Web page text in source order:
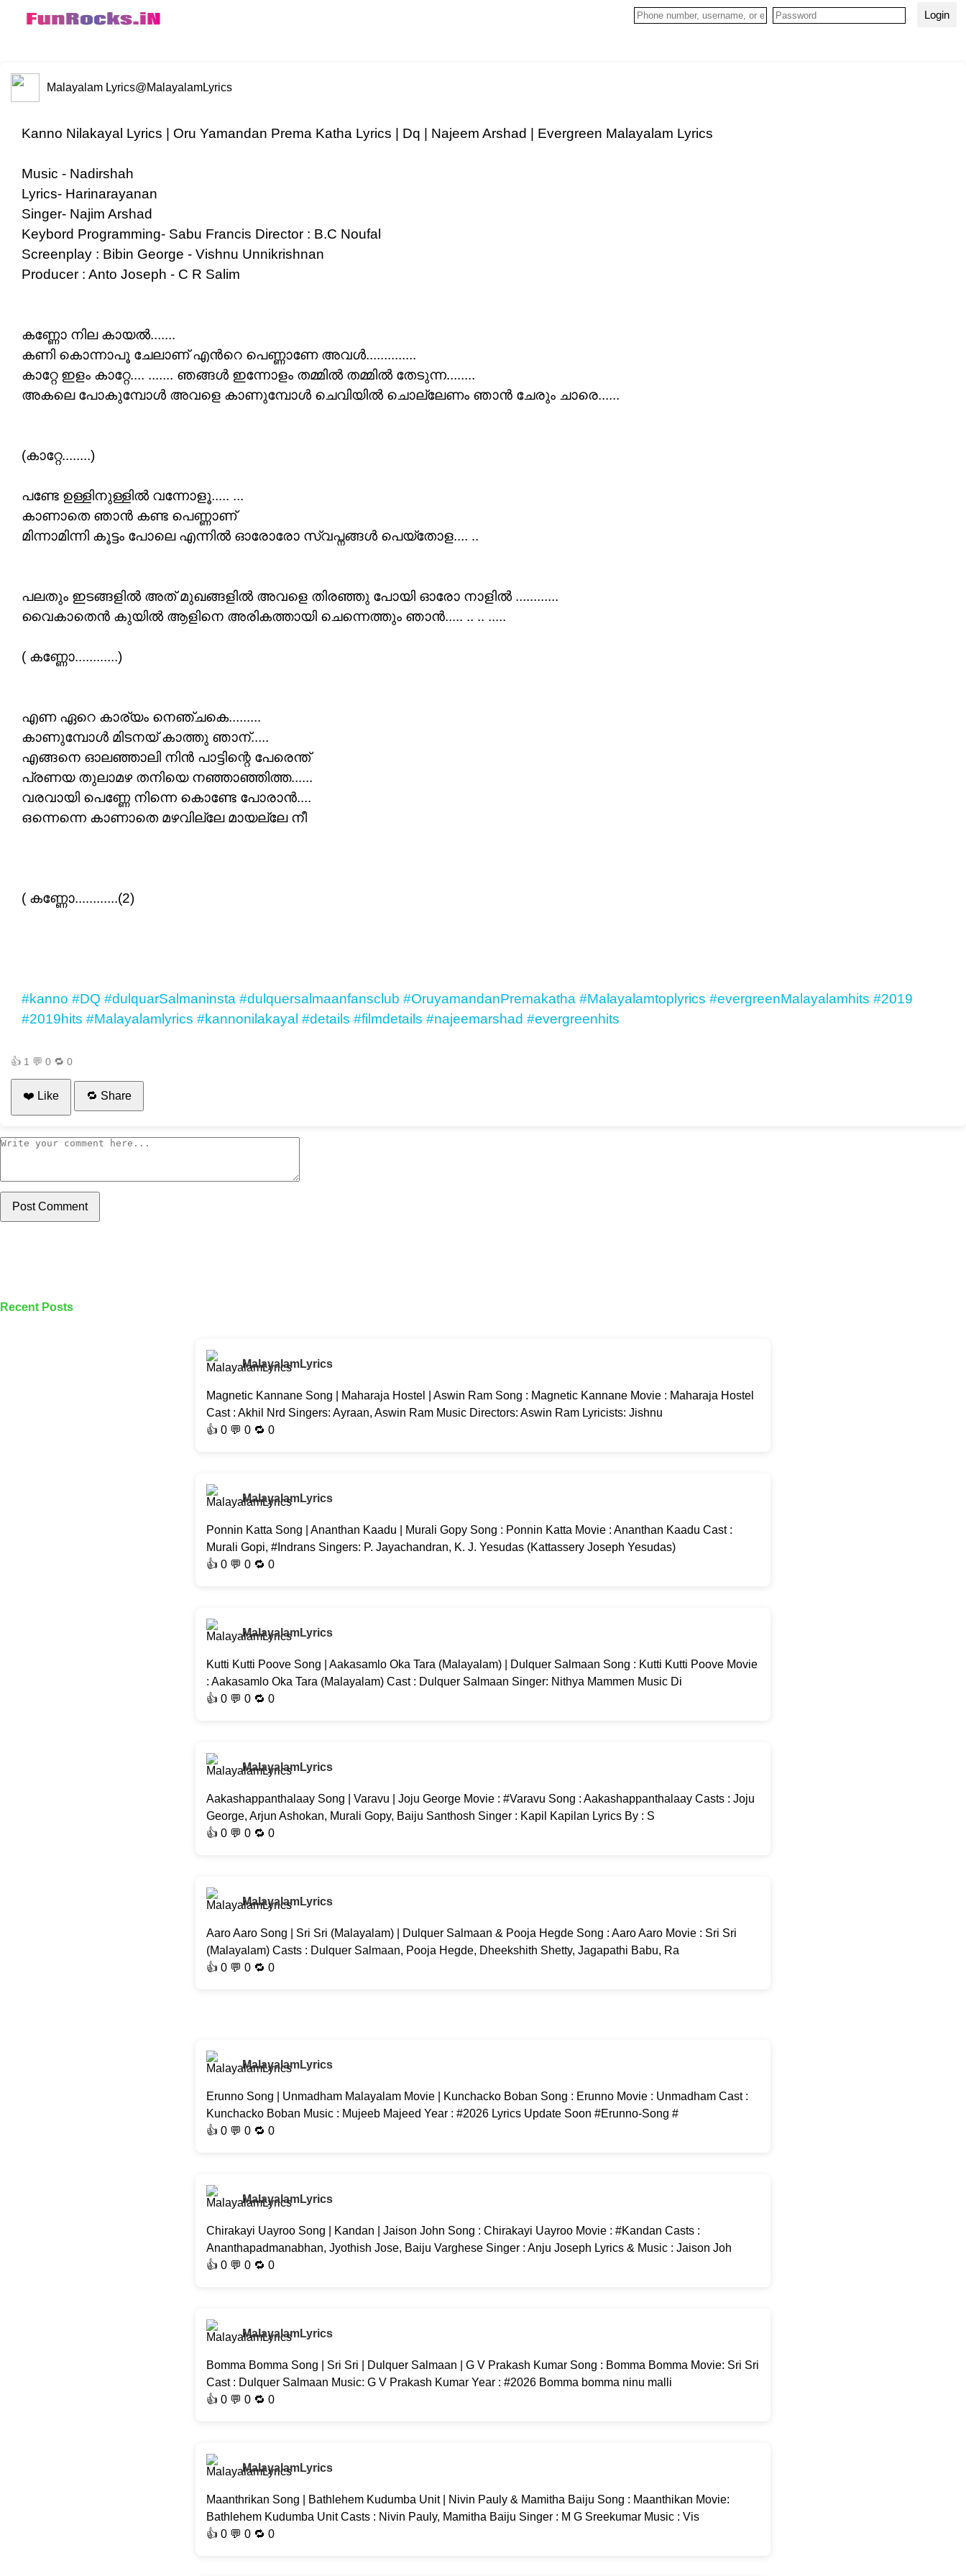
Login
Malayalam Lyrics@MalayalamLyrics
Kanno Nilakayal Lyrics | Oru Yamandan Prema Katha Lyrics | Dq | Najeem Arshad | Evergreen Malayalam Lyrics
Music - Nadirshah
Lyrics- Harinarayanan
Singer- Najim Arshad
Keybord Programming- Sabu Francis Director : B.C Noufal
Screenplay : Bibin George - Vishnu Unnikrishnan
Producer : Anto Joseph - C R Salim
കണ്ണോ നില കായൽ.......
കണി കൊന്നാപൂ ചേലാണ് എൻറെ പെണ്ണാണേ അവൾ..............
കാറ്റേ ഇളം കാറ്റേ.... ....... ഞങ്ങൾ ഇന്നോളം തമ്മിൽ തമ്മിൽ തേടുന്ന........
അകലെ പോകുമ്പോൾ അവളെ കാണുമ്പോൾ ചെവിയിൽ ചൊല്ലേണം ഞാൻ ചേരും ചാരെ......
(കാറ്റേ........)
പണ്ടേ ഉള്ളിനുള്ളിൽ വന്നോളൂ..... ...
കാണാതെ ഞാൻ കണ്ട പെണ്ണാണ്
മിന്നാമിന്നി കൂട്ടം പോലെ എന്നിൽ ഓരോരോ സ്വപ്നങ്ങൾ പെയ്തോള.... ..
പലതും ഇടങ്ങളിൽ അത് മുഖങ്ങളിൽ അവളെ തിരഞ്ഞു പോയി ഓരോ നാളിൽ ............
വൈകാതെൻ കുയിൽ ആളിനെ അരികത്തായി ചെന്നെത്തും ഞാൻ..... .. .. .....
( കണ്ണോ............)
എണ ഏറെ കാര്യം നെഞ്ചകെ.........
കാണുമ്പോൾ മിടനയ് കാത്തു ഞാന്.....
എങ്ങനെ ഓലഞ്ഞാലി നിൻ പാട്ടിന്റെ പേരെന്ത്
പ്രണയ തുലാമഴ തനിയെ നഞ്ഞാഞ്ഞിത്ത......
വരവായി പെണ്ണേ നിന്നെ കൊണ്ടേ പോരാൻ....
ഒന്നെന്നെ കാണാതെ മഴവില്ലേ മായല്ലേ നീ
( കണ്ണോ............(2)
#kanno #DQ #dulquarSalmaninsta #dulquersalmaanfansclub #OruyamandanPremakatha #Malayalamtoplyrics #evergreenMalayalamhits #2019
#2019hits #Malayalamlyrics #kannonilakayal #details #filmdetails #najeemarshad #evergreenhits
👍 1 💬 0 🔁 0
❤️ Like 🔁 Share
Post Comment
Recent Posts
MalayalamLyrics
Magnetic Kannane Song | Maharaja Hostel | Aswin Ram Song : Magnetic Kannane Movie : Maharaja Hostel
Cast : Akhil Nrd Singers: Ayraan, Aswin Ram Music Directors: Aswin Ram Lyricists: Jishnu
👍 0 💬 0 🔁 0
MalayalamLyrics
Ponnin Katta Song | Ananthan Kaadu | Murali Gopy Song : Ponnin Katta Movie : Ananthan Kaadu Cast :
Murali Gopi, #Indrans Singers: P. Jayachandran, K. J. Yesudas (Kattassery Joseph Yesudas)
👍 0 💬 0 🔁 0
MalayalamLyrics
Kutti Kutti Poove Song | Aakasamlo Oka Tara (Malayalam) | Dulquer Salmaan Song : Kutti Kutti Poove Movie
: Aakasamlo Oka Tara (Malayalam) Cast : Dulquer Salmaan Singer: Nithya Mammen Music Di
👍 0 💬 0 🔁 0
MalayalamLyrics
Aakashappanthalaay Song | Varavu | Joju George Movie : #Varavu Song : Aakashappanthalaay Casts : Joju
George, Arjun Ashokan, Murali Gopy, Baiju Santhosh Singer : Kapil Kapilan Lyrics By : S
👍 0 💬 0 🔁 0
MalayalamLyrics
Aaro Aaro Song | Sri Sri (Malayalam) | Dulquer Salmaan & Pooja Hegde Song : Aaro Aaro Movie : Sri Sri
(Malayalam) Casts : Dulquer Salmaan, Pooja Hegde, Dheekshith Shetty, Jagapathi Babu, Ra
👍 0 💬 0 🔁 0
MalayalamLyrics
Erunno Song | Unmadham Malayalam Movie | Kunchacko Boban Song : Erunno Movie : Unmadham Cast :
Kunchacko Boban Music : Mujeeb Majeed Year : #2026 Lyrics Update Soon #Erunno-Song #
👍 0 💬 0 🔁 0
MalayalamLyrics
Chirakayi Uayroo Song | Kandan | Jaison John Song : Chirakayi Uayroo Movie : #Kandan Casts :
Ananthapadmanabhan, Jyothish Jose, Baiju Varghese Singer : Anju Joseph Lyrics & Music : Jaison Joh
👍 0 💬 0 🔁 0
MalayalamLyrics
Bomma Bomma Song | Sri Sri | Dulquer Salmaan | G V Prakash Kumar Song : Bomma Bomma Movie: Sri Sri
Cast : Dulquer Salmaan Music: G V Prakash Kumar Year : #2026 Bomma bomma ninu malli
👍 0 💬 0 🔁 0
MalayalamLyrics
Maanthrikan Song | Bathlehem Kudumba Unit | Nivin Pauly & Mamitha Baiju Song : Maanthikan Movie:
Bathlehem Kudumba Unit Casts : Nivin Pauly, Mamitha Baiju Singer : M G Sreekumar Music : Vis
👍 0 💬 0 🔁 0